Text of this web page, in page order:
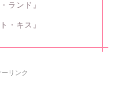
ランド』
・キス』
リンク